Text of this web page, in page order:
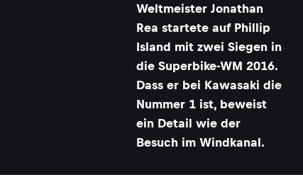
Weltmeister Jonathan
Rea startete auf Phillip
Island mit zwei Siegen in
die Superbike-WM 2016.
Dass er bei Kawasaki die
Nummer 1 ist, beweist
ein Detail wie der
Besuch im Windkanal.